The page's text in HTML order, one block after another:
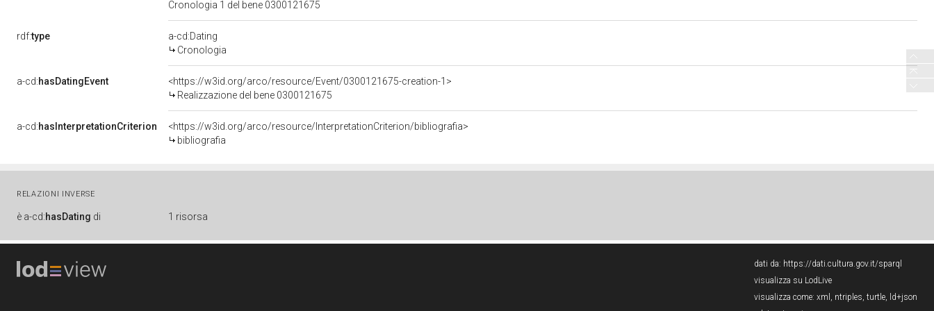
Cronologia 1 del bene 0300121675
rdf:type
a-cd:Dating
Cronologia
a-cd:hasDatingEvent
<https://w3id.org/arco/resource/Event/0300121675-creation-1>
Realizzazione del bene 0300121675
a-cd:hasInterpretationCriterion
<https://w3id.org/arco/resource/InterpretationCriterion/bibliografia>
bibliografia
RELAZIONI INVERSE
è a-cd:hasDating di 1 risorsa
dati da: https://dati.cultura.gov.it/sparql
visualizza su LodLive
visualizza come: xml , ntriples, turtle, ld+json